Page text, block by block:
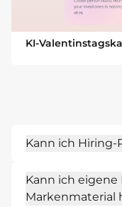
KI-
Kann ich Hiring-
Einsatzort an,
editierbares
Kann ich eigene
Markenmaterial